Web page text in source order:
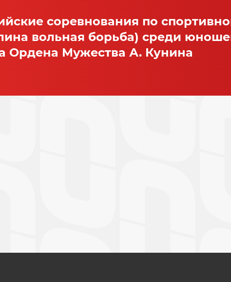
соревнования по
вольная борьба) среди
Ордена Мужества А. Кунина